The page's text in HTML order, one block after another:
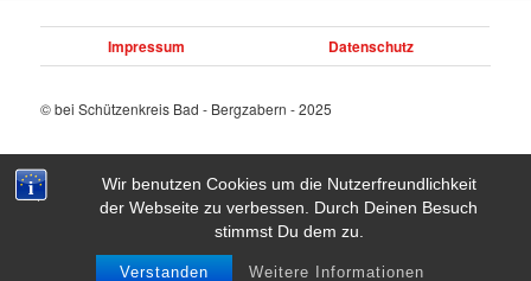
Wir benutzen Cookies um die Nutzerfreundlichkeit
der Webseite zu verbessen. Durch Deinen Besuch
stimmst Du dem zu.
Verstanden Weitere Informationen
Impressum Datenschutz
© bei Schützenkreis Bad - Bergzabern - 2025
Stolz präsentiert von WordPress